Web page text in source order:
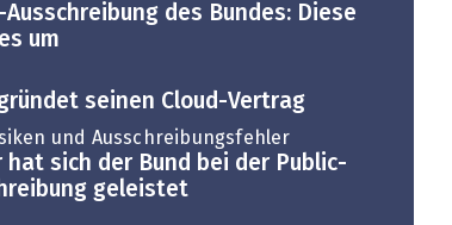
Ausschreibung des Bundes: Diese
um
seinen Cloud-Vertrag
und Ausschreibungsfehler
hat sich der Bund bei der Public-
geleistet